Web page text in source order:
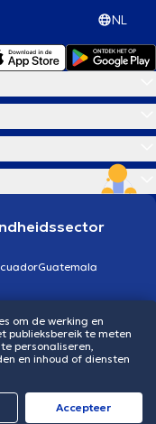
NL
Guatemala
Privacybeleid
om de werking en
publieksbereik te meten
personaliseren,
en inhoud of diensten
Αccepteer